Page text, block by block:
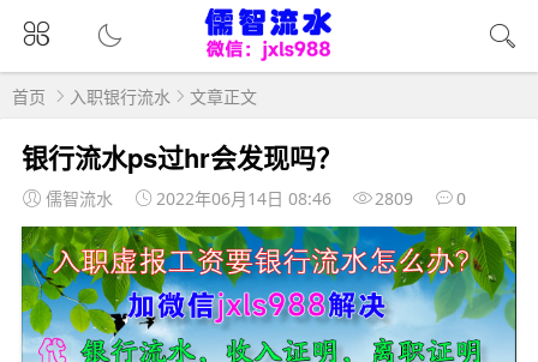
首页 入职银行流水 文章正文
银行流水ps过hr会发现吗？
儒智流水 2022年06月14日 08:46 2809 0